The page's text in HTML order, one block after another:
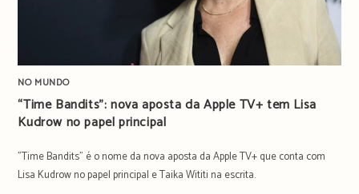
NO MUNDO
“Time Bandits”: nova aposta da Apple TV+ tem Lisa
Kudrow no papel principal
"Time Bandits" é o nome da nova aposta da Apple TV+ que conta com
Lisa Kudrow no papel principal e Taika Wititi na escrita.